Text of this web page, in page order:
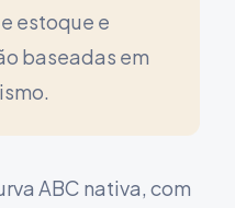
estoque e
baseadas em
ABC nativa, com